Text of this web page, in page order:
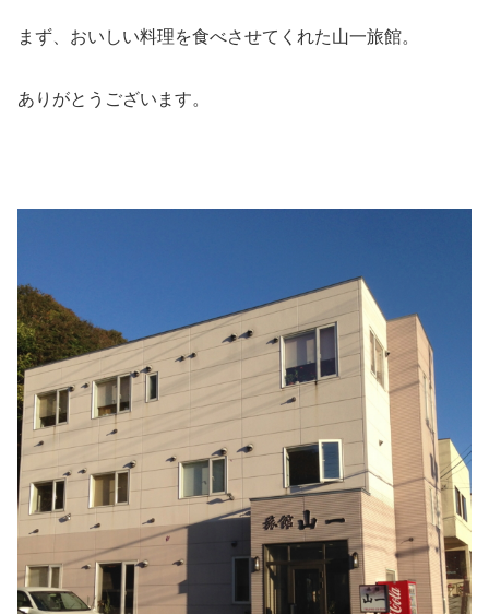
まず、おいしい料理を食べさせてくれた山一旅館。
ありがとうございます。